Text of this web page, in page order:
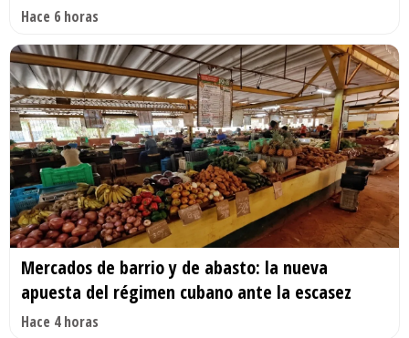
Hace 6 horas
Mercados de barrio y de abasto: la nueva
apuesta del régimen cubano ante la escasez
Hace 4 horas